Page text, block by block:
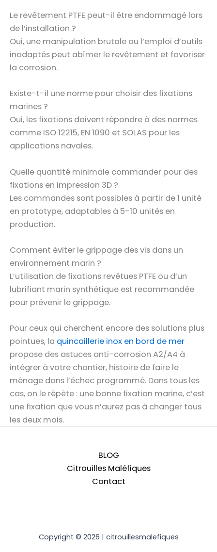
Le revêtement PTFE peut-il être endommagé lors
de l’installation ?
Oui, une manipulation brutale ou l’emploi d’outils
inadaptés peut abîmer le revêtement et favoriser
la corrosion.
Existe-t-il une norme pour choisir des fixations
marines ?
Oui, les fixations doivent répondre à des normes
comme ISO 12215, EN 1090 et SOLAS pour les
applications navales.
Quelle quantité minimale commander pour des
fixations en impression 3D ?
Les commandes sont possibles à partir de 1 unité
en prototype, adaptables à 5-10 unités en
production.
Comment éviter le grippage des vis dans un
environnement marin ?
L’utilisation de fixations revêtues PTFE ou d’un
lubrifiant marin synthétique est recommandée
pour prévenir le grippage.
Pour ceux qui cherchent encore des solutions plus
pointues, la quincaillerie inox en bord de mer
propose des astuces anti-corrosion A2/A4 à
intégrer à votre chantier, histoire de faire le
ménage dans l’échec programmé. Dans tous les
cas, on le répète : une bonne fixation marine, c’est
une fixation que vous n’aurez pas à changer tous
les deux mois.
BLOG
Citrouilles Maléfiques
Contact
Copyright © 2026 | citrouillesmalefiques